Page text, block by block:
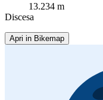
13.234 m
Discesa
Apri in Bikemap